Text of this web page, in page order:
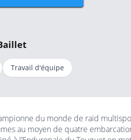
Travail d'équipe
du monde de raid
au moyen de quatre